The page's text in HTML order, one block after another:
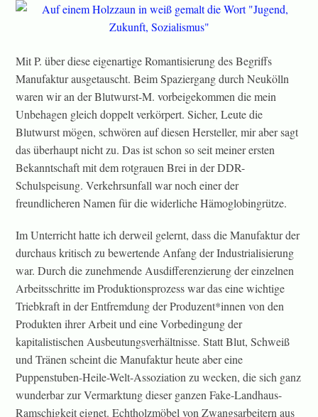
Mit P. über diese eigenartige Romantisierung des Begriffs
Manufaktur ausgetauscht. Beim Spaziergang durch Neukölln
waren wir an der Blutwurst-M. vorbeigekommen die mein
Unbehagen gleich doppelt verkörpert. Sicher, Leute die
Blutwurst mögen, schwören auf diesen Hersteller, mir aber sagt
das überhaupt nicht zu. Das ist schon so seit meiner ersten
Bekanntschaft mit dem rotgrauen Brei in der DDR-
Schulspeisung. Verkehrsunfall war noch einer der
freundlicheren Namen für die widerliche Hämoglobingrütze.
Im Unterricht hatte ich derweil gelernt, dass die Manufaktur der
durchaus kritisch zu bewertende Anfang der Industrialisierung
war. Durch die zunehmende Ausdifferenzierung der einzelnen
Arbeitsschritte im Produktionsprozess war das eine wichtige
Triebkraft in der Entfremdung der Produzent*innen von den
Produkten ihrer Arbeit und eine Vorbedingung der
kapitalistischen Ausbeutungsverhältnisse. Statt Blut, Schweiß
und Tränen scheint die Manufaktur heute aber eine
Puppenstuben-Heile-Welt-Assoziation zu wecken, die sich ganz
wunderbar zur Vermarktung dieser ganzen Fake-Landhaus-
Ramschigkeit eignet. Echtholzmöbel von Zwangsarbeitern aus